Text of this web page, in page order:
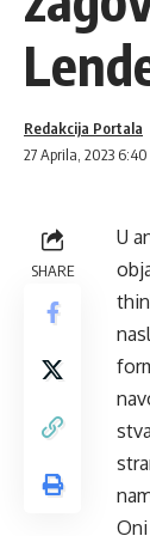
27 Aprila, 2023 6:40
Redakcija Portala
SHARE
U